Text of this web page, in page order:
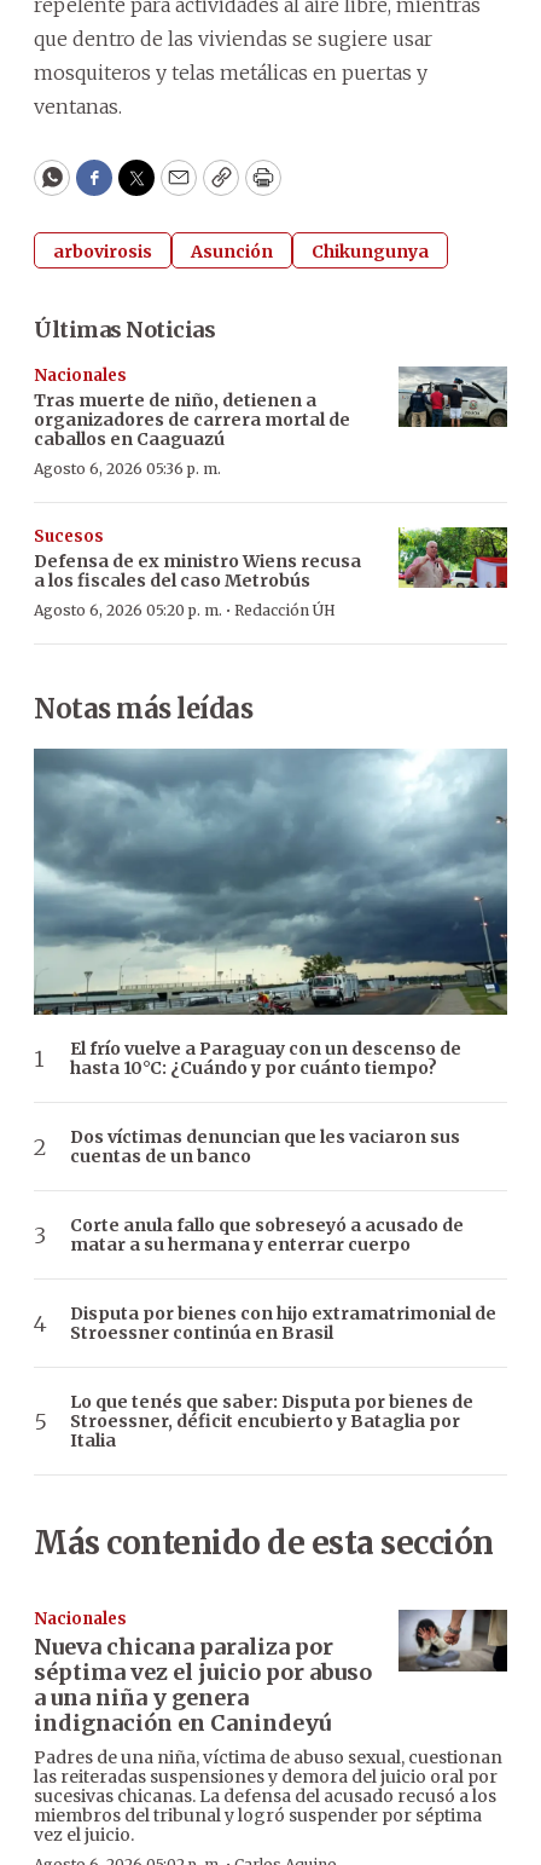
que dentro de las viviendas se sugiere usar
mosquiteros y telas metálicas en puertas y
ventanas.
WhatsApp
Facebook
Twitter
EmailCopyPrint
arbovirosis Asunción Chikungunya
Últimas Noticias
Nacionales
Tras muerte de niño, detienen a
organizadores de carrera mortal de
caballos en Caaguazú
Agosto 6, 2026 05:36 p. m.
Sucesos
Defensa de ex ministro Wiens recusa
a los fiscales del caso Metrobús
Agosto 6, 2026 05:20 p. m. · Redacción ÚH
Notas más leídas
El frío vuelve a Paraguay con un descenso de
hasta 10°C: ¿Cuándo y por cuánto tiempo?
Dos víctimas denuncian que les vaciaron sus
cuentas de un banco
Corte anula fallo que sobreseyó a acusado de
matar a su hermana y enterrar cuerpo
Disputa por bienes con hijo extramatrimonial de
Stroessner continúa en Brasil
Lo que tenés que saber: Disputa por bienes de
Stroessner, déficit encubierto y Bataglia por
Italia
Más contenido de esta sección
Nacionales
Nueva chicana paraliza por
séptima vez el juicio por abuso
a una niña y genera
indignación en Canindeyú
Padres de una niña, víctima de abuso sexual, cuestionan
las reiteradas suspensiones y demora del juicio oral por
sucesivas chicanas. La defensa del acusado recusó a los
miembros del tribunal y logró suspender por séptima
vez el juicio.